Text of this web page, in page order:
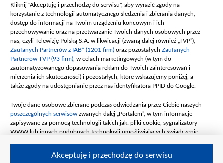
Kliknij "Akceptuję i przechodzę do serwisu", aby wyrazić zgody na
korzystanie z technologii automatycznego śledzenia i zbierania danych,
dostęp do informacji na Twoim urządzeniu końcowym i ich
przechowywanie oraz na przetwarzanie Twoich danych osobowych przez
nas, czyli Telewizję Polską S.A. w likwidacji (zwaną dalej również „TVP”),
Zaufanych Partnerów z IAB* (1201 firm) oraz pozostałych Zaufanych
Partnerów TVP (93 firm) , w celach marketingowych (w tym do
zautomatyzowanego dopasowania reklam do Twoich zainteresowań i
mierzenia ich skuteczności) i pozostałych, które wskazujemy poniżej, a
także zgody na udostępnianie przez nas identyfikatora PPID do Google.
Twoje dane osobowe zbierane podczas odwiedzania przez Ciebie naszych
poszczególnych serwisów zwanych dalej „Portalem”, w tym informacje
zapisywane za pomocą technologii takich jak: pliki cookie, sygnalizatory
WWW lub innych podobnych technologii umożliwiających świadczenie
Akceptuję i przechodzę do serwisu